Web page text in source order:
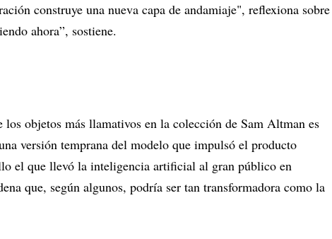
construye una nueva capa de andamiaje", reflexiona sobre
ahora”, sostiene.
objetos más llamativos en la colección de Sam Altman es
versión temprana del modelo que impulsó el producto
el que llevó la inteligencia artificial al gran público en
que, según algunos, podría ser tan transformadora como la